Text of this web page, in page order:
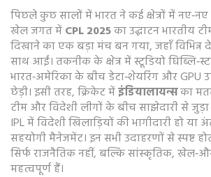
पिछले कुछ सालों में भारत ने कई क्षेत्रों में
खेल जगत मेंCPL 2025का उद्घाटन भारतीय
दिखाने का एक बड़ा मंच बन गया, जहाँ विभिन्न
साथ आईं। तकनीक के क्षेत्र में स्टूडियो
भारत‑अमेरिका के बीच डेटा‑शेयरिंग और GPU
छेड़ी। इसी तरह, क्रिकेट मेंइंडियालायन्सका
टीम और विदेशी लीगों के बीच साझेदारी से
IPL में विदेशी खिलाड़ियों की भागीदारी हो या
सहयोगी मैनेजमेंट। इन सभी उदाहरणों से स्पष्ट
सिर्फ राजनैतिक नहीं, बल्कि सांस्कृतिक,
महत्वपूर्ण हैं।